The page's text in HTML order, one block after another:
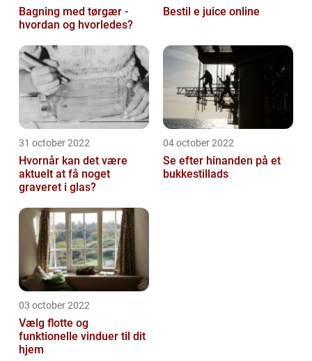
Bagning med tørgær -
hvordan og hvorledes?
Bestil e juice online
31 october 2022
Hvornår kan det være
aktuelt at få noget
graveret i glas?
04 october 2022
Se efter hinanden på et
bukkestillads
03 october 2022
Vælg flotte og
funktionelle vinduer til dit
hjem